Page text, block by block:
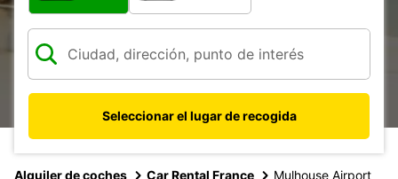
Seleccionar el lugar de recogida
Alquiler de coches Car Rental France Mulhouse Airport